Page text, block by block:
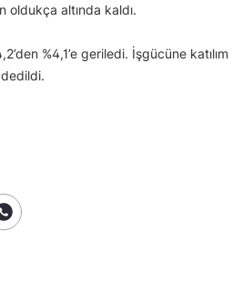
oldukça altında kaldı.
%4,1’e geriledi. İşgücüne katılım